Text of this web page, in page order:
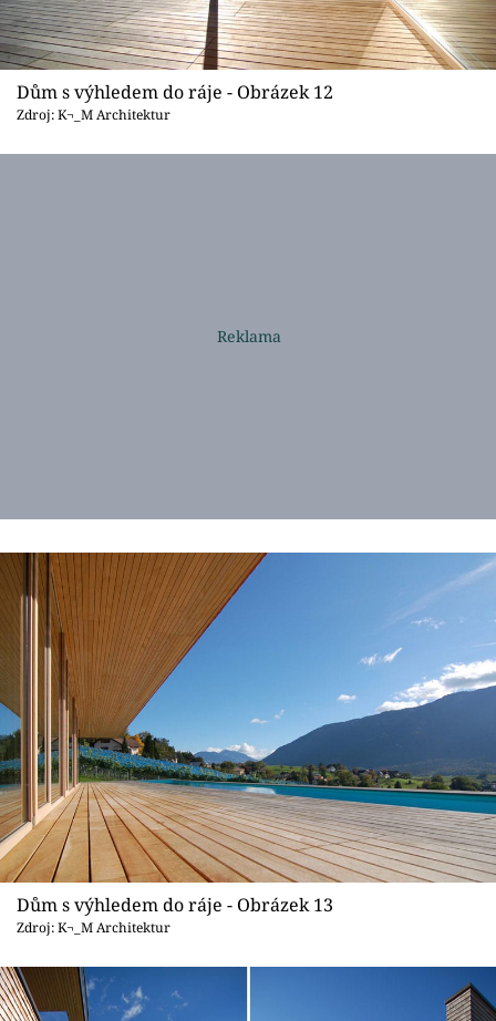
Dům s výhledem do ráje - Obrázek 12
Zdroj: K¬_M Architektur
Dům s výhledem do ráje - Obrázek 13
Zdroj: K¬_M Architektur